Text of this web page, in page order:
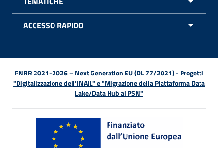
ACCESSO RAPIDO
PNRR 2021-2026 – Next Generation EU (DL 77/2021) - Progetti
"Digitalizzazione dell’INAIL" e "Migrazione della Piattaforma Data
Lake/Data Hub al PSN"